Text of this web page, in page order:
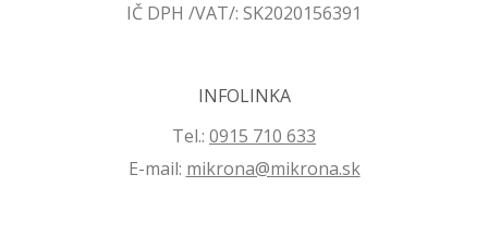
IČ DPH /VAT/: SK2020156391
INFOLINKA
Tel.: 0915 710 633
E-mail: mikrona@mikrona.sk